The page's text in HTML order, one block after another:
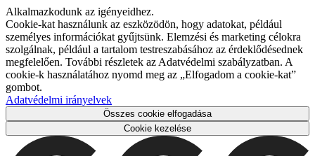
Alkalmazkodunk az igényeidhez.
Cookie-kat használunk az eszközödön, hogy adatokat, például
személyes információkat gyűjtsünk. Elemzési és marketing célokra
szolgálnak, például a tartalom testreszabásához az érdeklődésednek
megfelelően. További részletek az Adatvédelmi szabályzatban. A
cookie-k használatához nyomd meg az „Elfogadom a cookie-kat”
gombot.
Adatvédelmi irányelvek
Összes cookie elfogadása
Cookie kezelése